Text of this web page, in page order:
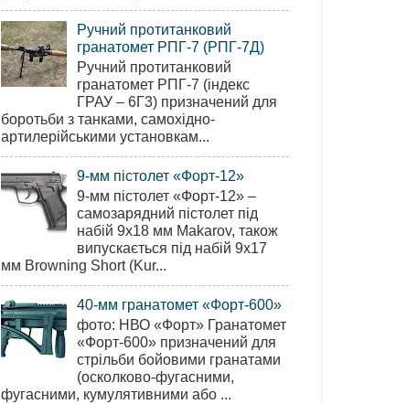
Ручний протитанковий
гранатомет РПГ-7 (РПГ-7Д)
Ручний протитанковий
гранатомет РПГ-7 (індекс
ГРАУ – 6Г3) призначений для
боротьби з танками, самохідно-
артилерійськими установкам...
9-мм пістолет «Форт-12»
9-мм пістолет «Форт-12» –
самозарядний пістолет під
набій 9х18 мм Makarov, також
випускається під набій 9х17
мм Browning Short (Kur...
40-мм гранатомет «Форт-600»
фото: НВО «Форт» Гранатомет
«Форт-600» призначений для
стрільби бойовими гранатами
(осколково-фугасними,
фугасними, кумулятивними або ...